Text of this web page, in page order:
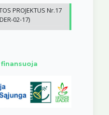
PROJEKTUS Nr.17
02-17)